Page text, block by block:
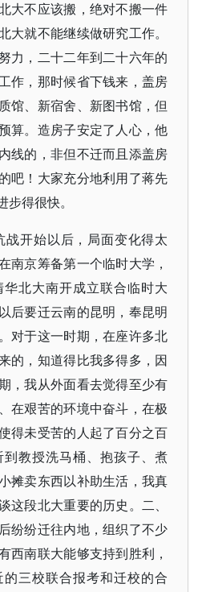
大不应该搬，绝对不搬一件
大就不能继续做研究工作。
力，二十二年到二十六年的
作，那时候省下钱来，盖房
馆、新宿舍、新图书馆，但
算。造房子安定了人心，他
线的，非但不迁而且添盖房
吧！大家充分地利用了蒋先
得很快。
战开始以后，局面变化得太
南京筹备第一个临时大学，
北大南开成立联合临时大
后要迁云南的昆明，奉昆明
对于这一时期，在座许多北
的，知道得比我多得多，因
，我从外面看去觉得至少有
在艰苦的环境中奋斗，在极
得未受苦的人起了百分之百
教授洗马桶、抱孩子、煮
摊卖东西以补助生活，我真
这段北大重要的历史。二、
纷纷迁往内地，组织了不少
西南联大能够支持到胜利，
三校联合报考和迁校的合